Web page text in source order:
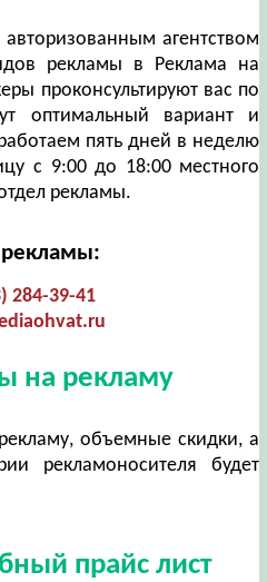
агентством
рекламы в Реклама на
проконсультируют вас по
оптимальный вариант и
пять дней в неделю
с 9:00 до 18:00 местного
рекламы.
284-39-41
на рекламу
объемные скидки, а
рекламоносителя будет
прайс лист